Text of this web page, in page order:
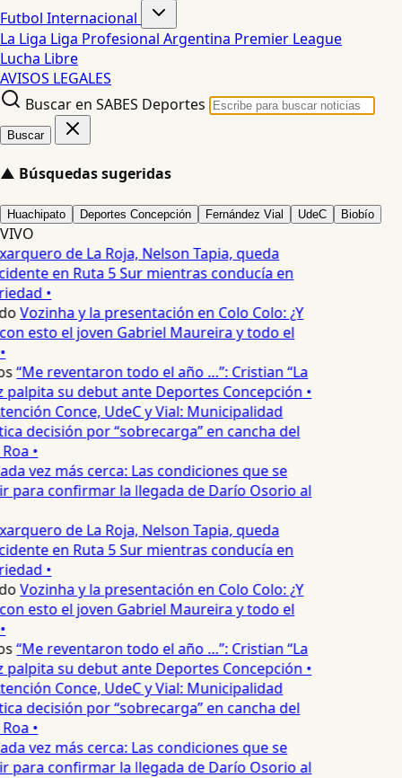
Futbol Internacional
La Liga Liga Profesional Argentina Premier League
Lucha Libre
AVISOS LEGALES
Buscar en SABES Deportes
Buscar
▲ Búsquedas sugeridas
Huachipato Deportes Concepción Fernández Vial UdeC Biobío
VIVO
de La Roja, Nelson Tapia, queda
en Ruta 5 Sur mientras conducía en
•
Vozinha y la presentación en Colo Colo: ¿Y
esto el joven Gabriel Maureira y todo el
“Me reventaron todo el año …”: Cristian “La
su debut ante Deportes Concepción •
Conce, UdeC y Vial: Municipalidad
decisión por “sobrecarga” en cancha del
•
vez más cerca: Las condiciones que se
para confirmar la llegada de Darío Osorio al
de La Roja, Nelson Tapia, queda
en Ruta 5 Sur mientras conducía en
•
Vozinha y la presentación en Colo Colo: ¿Y
esto el joven Gabriel Maureira y todo el
“Me reventaron todo el año …”: Cristian “La
su debut ante Deportes Concepción •
Conce, UdeC y Vial: Municipalidad
decisión por “sobrecarga” en cancha del
•
vez más cerca: Las condiciones que se
para confirmar la llegada de Darío Osorio al